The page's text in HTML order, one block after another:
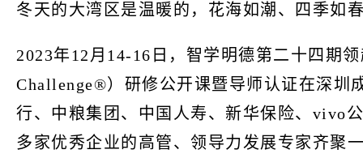
冬天的大湾区是温暖的，花海如潮、四季如
2023年12月14-16日，智学明德第二十四期
Challenge®）研修公开课暨导师认证在深圳
行、中粮集团、中国人寿、新华保险、vivo
多家优秀企业的高管、领导力发展专家齐聚